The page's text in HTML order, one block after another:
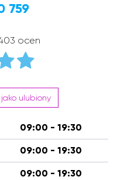
759
ocen
ulubiony
09:00 - 19:30
09:00 - 19:30
09:00 - 19:30